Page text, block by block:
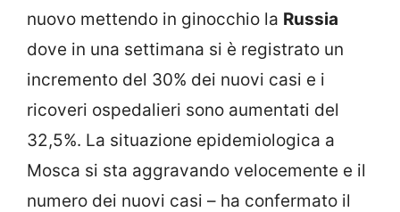
nuovo mettendo in ginocchio la Russia
dove in una settimana si è registrato un
incremento del 30% dei nuovi casi e i
ricoveri ospedalieri sono aumentati del
32,5%. La situazione epidemiologica a
Mosca si sta aggravando velocemente e il
numero dei nuovi casi – ha confermato il